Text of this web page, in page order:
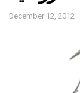
December 12, 2012